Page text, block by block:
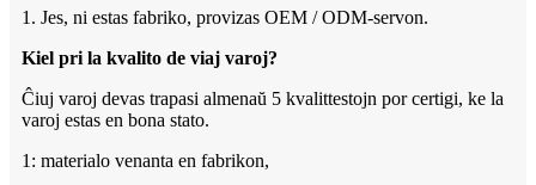
1. Jes, ni estas fabriko, provizas OEM / ODM-servon.
Kiel pri la kvalito de viaj varoj?
Ĉiuj varoj devas trapasi almenaŭ 5 kvalittestojn por certigi, ke la
varoj estas en bona stato.
1: materialo venanta en fabrikon,